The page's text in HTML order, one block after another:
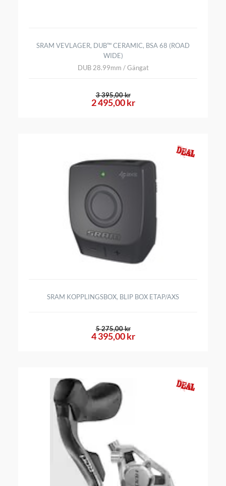
SRAM VEVLAGER, DUB™ CERAMIC, BSA 68 (ROAD
WIDE)
DUB 28.99mm / Gängat
2 495,00 kr
3 395,00 kr
SRAM KOPPLINGSBOX, BLIP BOX ETAP/AXS
4 395,00 kr
5 275,00 kr